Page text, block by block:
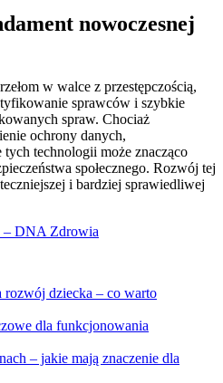
nowoczesnej
w walce z przestępczością,
sprawców i szybkie
spraw. Chociaż
ochrony danych,
technologii może znacząco
społecznego. Rozwój tej
i bardziej sprawiedliwej
– DNA Zdrowia
rozwój dziecka – co warto
dla funkcjonowania
– jakie mają znaczenie dla